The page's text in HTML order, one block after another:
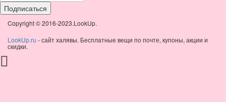
Copyright © 2016-2023.LookUp.
LookUp.ru - сайт халявы. Бесплатные вещи по почте, купоны, акции и
скидки.